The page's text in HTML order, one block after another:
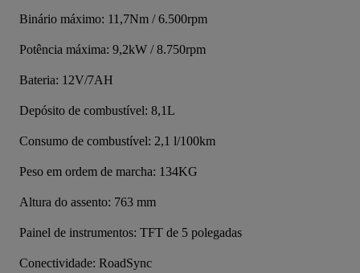
Binário máximo: 11,7Nm / 6.500rpm
Potência máxima: 9,2kW / 8.750rpm
Bateria: 12V/7AH
Depósito de combustível: 8,1L
Consumo de combustível: 2,1 l/100km
Peso em ordem de marcha: 134KG
Altura do assento: 763 mm
Painel de instrumentos: TFT de 5 polegadas
Conectividade: RoadSync